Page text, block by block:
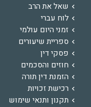
שאל את הרב
לוח עברי
זמני היום עולמי
ספריית שיעורים
פסקי דין
חוזים והסכמים
הזמנת דין תורה
רכישת זכויות
תקנון ותנאי שימוש